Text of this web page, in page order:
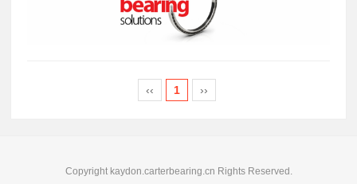
‹‹ 1 ››
Copyright kaydon.carterbearing.cn Rights Reserved.